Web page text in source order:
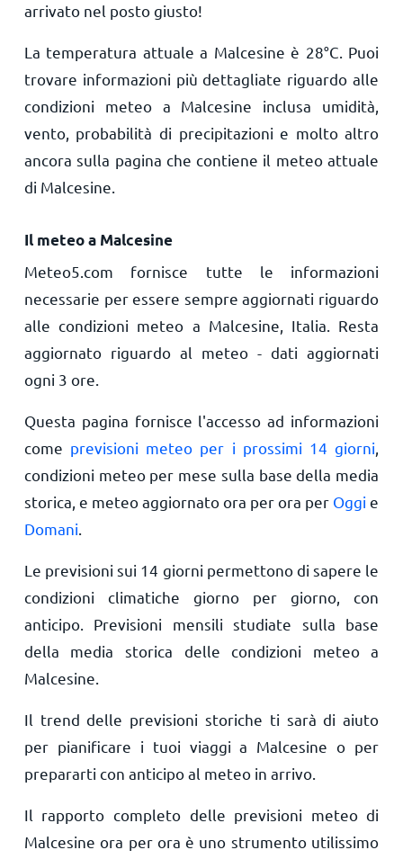
arrivato nel posto giusto!
La temperatura attuale a Malcesine è 28°C . Puoi
trovare informazioni più dettagliate riguardo alle
condizioni meteo a Malcesine inclusa umidità,
vento, probabilità di precipitazioni e molto altro
ancora sulla pagina che contiene il meteo attuale
di Malcesine.
Il meteo a Malcesine
Meteo5.com fornisce tutte le informazioni
necessarie per essere sempre aggiornati riguardo
alle condizioni meteo a Malcesine, Italia. Resta
aggiornato riguardo al meteo - dati aggiornati
ogni 3 ore.
Questa pagina fornisce l'accesso ad informazioni
come previsioni meteo per i prossimi 14 giorni
condizioni meteo per mese sulla base della media
storica, e meteo aggiornato ora per ora per Oggi e
Domani
Le previsioni sui 14 giorni permettono di sapere le
condizioni climatiche giorno per giorno, con
anticipo. Previsioni mensili studiate sulla base
della media storica delle condizioni meteo a
Malcesine.
Il trend delle previsioni storiche ti sarà di aiuto
per pianificare i tuoi viaggi a Malcesine o per
prepararti con anticipo al meteo in arrivo.
Il rapporto completo delle previsioni meteo di
Malcesine ora per ora è uno strumento utilissimo